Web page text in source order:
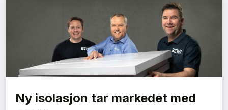
Norges bygg- og eiendomskonferanse 2026
Vi Bygger Vestland 2026
Byggenæringens Klimakonferanse 2026
Ny isolasjon tar markedet med